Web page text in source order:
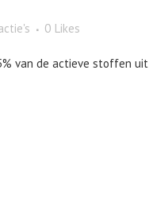
0 Likes
van de actieve stoffen uit